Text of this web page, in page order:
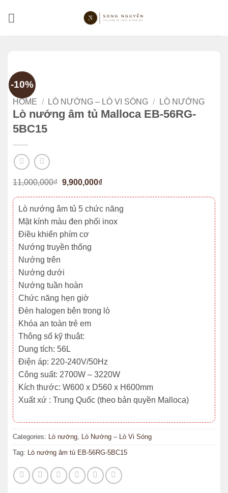
-10%
HOME / LÒ NƯỚNG – LÒ VI SÓNG / LÒ NƯỚNG
Lò nướng âm tủ Malloca EB-56RG-
5BC15
11,000,000₫ Original
was:
11,000,000₫.
9,900,000₫Current
is:
9,900,000₫.
Lò nướng âm tủ 5 chức năng
Mặt kính màu đen phối inox
Điều khiển phím cơ
Nướng truyền thống
Nướng trên
Nướng dưới
Nướng tuần hoàn
Chức năng hẹn giờ
Đèn halogen bên trong lò
Khóa an toàn trẻ em
Thông số kỹ thuật:
Dung tích: 56L
Điện áp: 220-240V/50Hz
Công suất: 2700W – 3220W
Kích thước: W600 x D560 x H600mm
Xuất xứ : Trung Quốc (theo bản quyền Malloca)
Categories: Lò nướng, Lò Nướng – Lò Vi Sóng
Tag: Lò nướng âm tủ EB-56RG-5BC15